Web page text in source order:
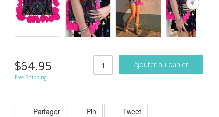
$64.95
Free Shipping
Ajouter au panier
Partager Pin Tweet